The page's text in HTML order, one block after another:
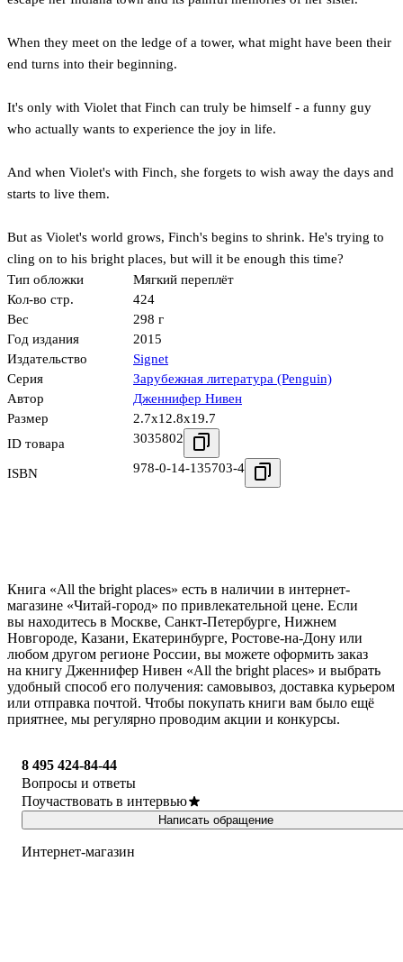
When they meet on the ledge of a tower, what might have been their
end turns into their beginning.
It's only with Violet that Finch can truly be himself - a funny guy
who actually wants to experience the joy in life.
And when Violet's with Finch, she forgets to wish away the days and
starts to live them.
But as Violet's world grows, Finch's begins to shrink. He's trying to
cling on to his bright places, but will it be enough this time?
Тип обложки
Мягкий переплёт
Кол-во стр.
424
Вес
298 г
Год издания
2015
Издательство
Signet
Серия
Зарубежная литература (Penguin)
Автор
Дженнифер Нивен
Размер
2.7x12.8x19.7
ID товара
3035802
ISBN 978-0-14-135703-4
Книга «All the bright places» есть в наличии в интернет-
магазине «Читай-город» по привлекательной цене. Если
вы находитесь в Москве, Санкт-Петербурге, Нижнем
Новгороде, Казани, Екатеринбурге, Ростове-на-Дону или
любом другом регионе России, вы можете оформить заказ
на книгу Дженнифер Нивен «All the bright places» и выбрать
удобный способ его получения: самовывоз, доставка курьером
или отправка почтой. Чтобы покупать книги вам было ещё
приятнее, мы регулярно проводим акции и конкурсы.
8 495 424-84-44
Вопросы и ответы
Поучаствовать в интервью
Написать обращение
Интернет-магазин